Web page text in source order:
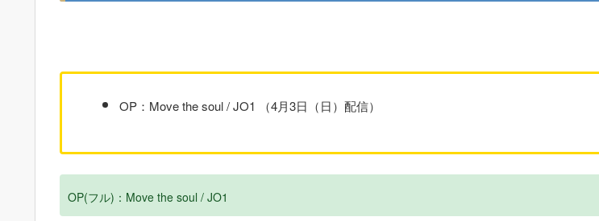
OP：Move the soul / JO1 （4月3日（日）配信）
OP(フル)：Move the soul / JO1